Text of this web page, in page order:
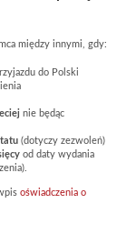
między innymi, gdy:
do Polski
nie będąc
(dotyczy zezwoleń)
od daty wydania
oświadczenia o